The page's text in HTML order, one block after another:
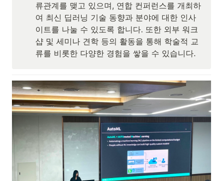
류관계를 맺고 있으며, 연합 컨퍼런스를 개최하
여 최신 딥러닝 기술 동향과 분야에 대한 인사
이트를 나눌 수 있도록 합니다. 또한 외부 워크
샵 및 세미나 견학 등의 활동을 통해 학술적 교
류를 비롯한 다양한 경험을 쌓을 수 있습니다.